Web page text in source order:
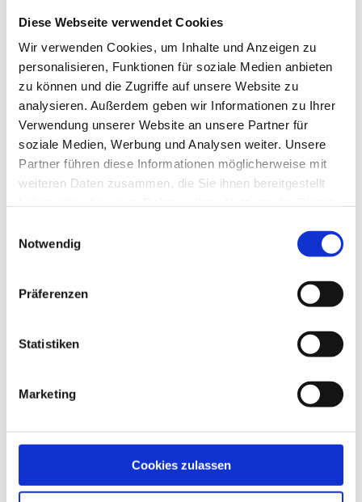
Diese Webseite verwendet Cookies
Wir verwenden Cookies, um Inhalte und Anzeigen zu
personalisieren, Funktionen für soziale Medien anbieten
zu können und die Zugriffe auf unsere Website zu
analysieren. Außerdem geben wir Informationen zu Ihrer
Verwendung unserer Website an unsere Partner für
soziale Medien, Werbung und Analysen weiter. Unsere
Partner führen diese Informationen möglicherweise mit
weiteren Daten zusammen, die Sie ihnen bereitgestellt
Detaillierte Informationen und wie Sie Ihre Einwilligung
unsererDatenschutzerklärung
Notwendig
Präferenzen
Statistiken
Marketing
Cookies zulassen
Sie erzählen uns von Ihren Wünschen
Leistungen und stimmen das weitere
eine umfassende Social Media Strategie,
ist.
Tracking einrichten